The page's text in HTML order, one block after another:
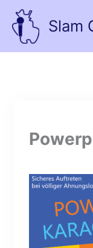
Inhalt
springen
Slam